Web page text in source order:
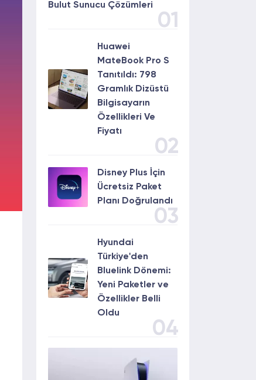
Bulut Sunucu Çözümleri
01
Huawei
MateBook Pro S
Tanıtıldı: 798
Gramlık Dizüstü
Bilgisayarın
Özellikleri Ve
Fiyatı
02
Disney Plus İçin
Ücretsiz Paket
Planı Doğrulandı
03
Hyundai
Türkiye'den
Bluelink Dönemi:
Yeni Paketler ve
Özellikler Belli
Oldu
04